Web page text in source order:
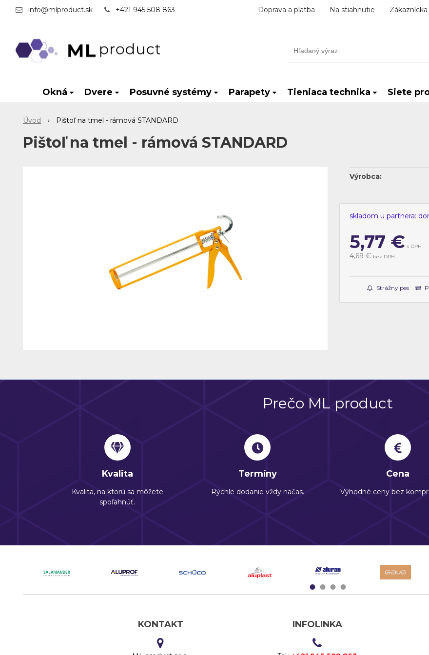
info@mlproduct.sk +421 945 508 863 Doprava a platba Na stiahnutie Zákaznícka
Okná Dvere Posuvné systémy Parapety Tieniaca technika Siete
Úvod Pištoľ na tmel - rámová STANDARD
Pištoľ na tmel - rámová STANDARD
skladom u partnera:
5,77 € s DPH
4,69 € bez DPH
Strážny pes
Výrobca:
Prečo ML product
Kvalita
Kvalita, na ktorú sa môžete
spoľahnúť.
Termíny
Rýchle dodanie vždy načas.
Cena
Výhodné ceny bez
1234
KONTAKT INFOLINKA